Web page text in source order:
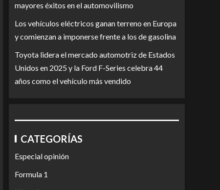
mayores éxitos en el automovilismo
Los vehículos eléctricos ganan terreno en Europa
y comienzan a imponerse frente a los de gasolina
Toyota lidera el mercado automotriz de Estados
Unidos en 2025 y la Ford F-Series celebra 44
años como el vehículo más vendido
CATEGORÍAS
Especial opinión
Formula 1